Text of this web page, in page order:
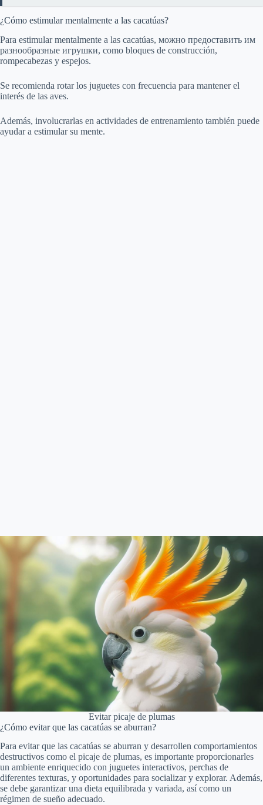
¿Cómo estimular mentalmente a las cacatúas?
Para estimular mentalmente a las cacatúas, можно предоставить им
разнообразные игрушки, como bloques de construcción,
rompecabezas y espejos.
Se recomienda rotar los juguetes con frecuencia para mantener el
interés de las aves.
Además, involucrarlas en actividades de entrenamiento también puede
ayudar a estimular su mente.
Evitar picaje de plumas
¿Cómo evitar que las cacatúas se aburran?
Para evitar que las cacatúas se aburran y desarrollen comportamientos
destructivos como el picaje de plumas, es importante proporcionarles
un ambiente enriquecido con juguetes interactivos, perchas de
diferentes texturas, y oportunidades para socializar y explorar. Además,
se debe garantizar una dieta equilibrada y variada, así como un
régimen de sueño adecuado.